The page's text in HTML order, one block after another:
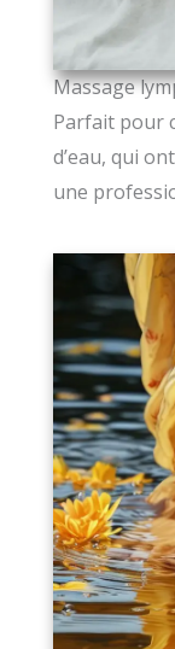
Massage
Parfait pour
d’eau, qui
une